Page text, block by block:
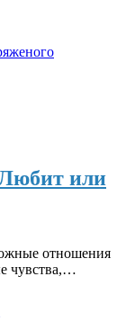
или
отношения
чувства,…